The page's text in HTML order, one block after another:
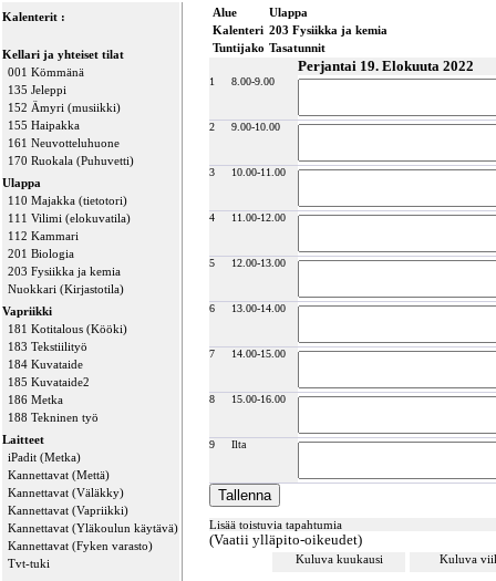
Kalenterit :
Kellari ja yhteiset tilat
001 Kömmänä
135 Jeleppi
152 Ämyri (musiikki)
155 Haipakka
161 Neuvotteluhuone
170 Ruokala (Puhuvetti)
Ulappa
110 Majakka (tietotori)
111 Vilimi (elokuvatila)
112 Kammari
201 Biologia
203 Fysiikka ja kemia
Nuokkari (Kirjastotila)
Vapriikki
181 Kotitalous (Kööki)
183 Tekstiilityö
184 Kuvataide
185 Kuvataide2
186 Metka
188 Tekninen työ
Laitteet
iPadit (Metka)
Kannettavat (Mettä)
Kannettavat (Väläkky)
Kannettavat (Vapriikki)
Kannettavat (Yläkoulun käytävä)
Kannettavat (Fyken varasto)
Tvt-tuki
Alue
Ulappa
Kalenteri 203 Fysiikka ja kemia
Tuntijako Tasatunnit
Perjantai 19. Elokuuta 2022
1 8.00-9.00
2 9.00-10.00
3 10.00-11.00
4 11.00-12.00
5 12.00-13.00
6 13.00-14.00
7 14.00-15.00
8 15.00-16.00
9 Ilta
Lisää toistuvia tapahtumia
(Vaatii ylläpito-oikeudet)
Kuluva kuukausi Kuluva